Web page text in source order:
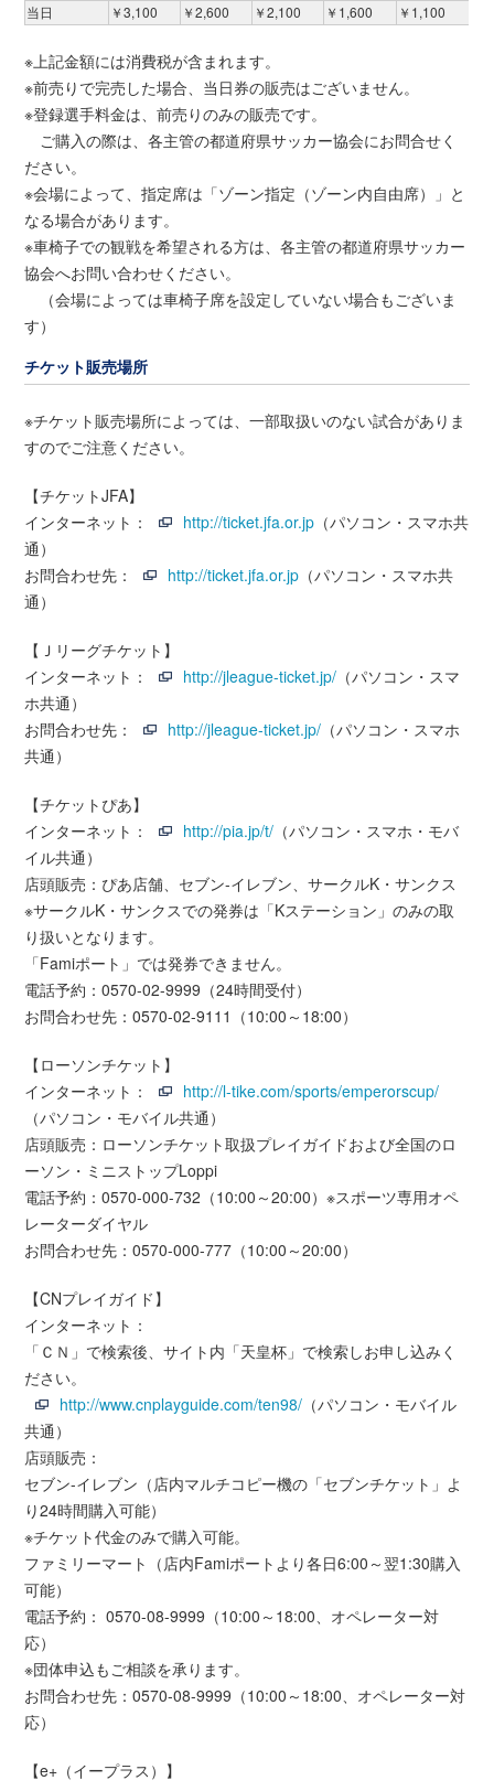
当日
￥3,100 ￥2,600 ￥2,100 ￥1,600 ￥1,100
※上記金額には消費税が含まれます。
※前売りで完売した場合、当日券の販売はございません。
※登録選手料金は、前売りのみの販売です。
ご購入の際は、各主管の都道府県サッカー協会にお問合せく
ださい。
※会場によって、指定席は「ゾーン指定（ゾーン内自由席）」と
なる場合があります。
※車椅子での観戦を希望される方は、各主管の都道府県サッカー
協会へお問い合わせください。
（会場によっては車椅子席を設定していない場合もございま
す）
チケット販売場所
※チケット販売場所によっては、一部取扱いのない試合がありま
すのでご注意ください。
【チケットJFA】
インターネット：
http://ticket.jfa.or.jp （パソコン・スマホ共
通）
お問合わせ先：
http://ticket.jfa.or.jp （パソコン・スマホ共
通）
【Ｊリーグチケット】
インターネット：
http://jleague-ticket.jp/ （パソコン・スマ
ホ共通）
お問合わせ先：
http://jleague-ticket.jp/ （パソコン・スマホ
共通）
【チケットぴあ】
インターネット：
http://pia.jp/t/ （パソコン・スマホ・モバ
イル共通）
店頭販売：ぴあ店舗、セブン-イレブン、サークルK・サンクス
※サークルK・サンクスでの発券は「Kステーション」のみの取
り扱いとなります。
「Famiポート」では発券できません。
電話予約：0570-02-9999（24時間受付）
お問合わせ先：0570-02-9111（10:00～18:00）
【ローソンチケット】
インターネット：
http://l-tike.com/sports/emperorscup/
（パソコン・モバイル共通）
店頭販売：ローソンチケット取扱プレイガイドおよび全国のロ
ーソン・ミニストップLoppi
電話予約：0570-000-732（10:00～20:00）※スポーツ専用オペ
レーターダイヤル
お問合わせ先：0570-000-777（10:00～20:00）
【CNプレイガイド】
インターネット：
「ＣＮ」で検索後、サイト内「天皇杯」で検索しお申し込みく
ださい。
http://www.cnplayguide.com/ten98/ （パソコン・モバイル
共通）
店頭販売：
セブン-イレブン（店内マルチコピー機の「セブンチケット」よ
り24時間購入可能）
※チケット代金のみで購入可能。
ファミリーマート（店内Famiポートより各日6:00～翌1:30購入
可能）
電話予約： 0570-08-9999（10:00～18:00、オペレーター対
応）
※団体申込もご相談を承ります。
お問合わせ先：0570-08-9999（10:00～18:00、オペレーター対
応）
【e+（イープラス）】